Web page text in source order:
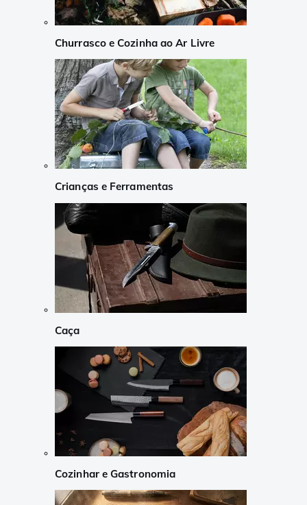
Churrasco e Cozinha ao Ar Livre
Crianças e Ferramentas
Caça
Cozinhar e Gastronomia